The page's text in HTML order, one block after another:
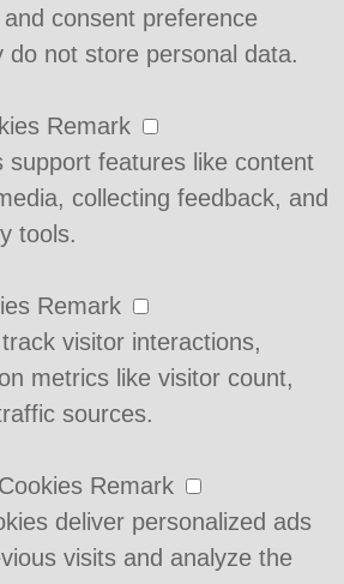
and consent preference
do not store personal data.
Remark
support features like content
collecting feedback, and
tools.
Remark
visitor interactions,
metrics like visitor count,
sources.
Remark
deliver personalized ads
visits and analyze the